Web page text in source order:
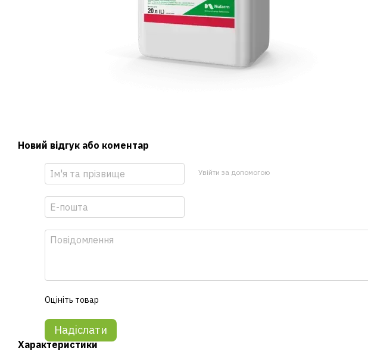
Новий відгук або коментар
Увійти за допомогою
Оцініть товар
Надіслати
Характеристики